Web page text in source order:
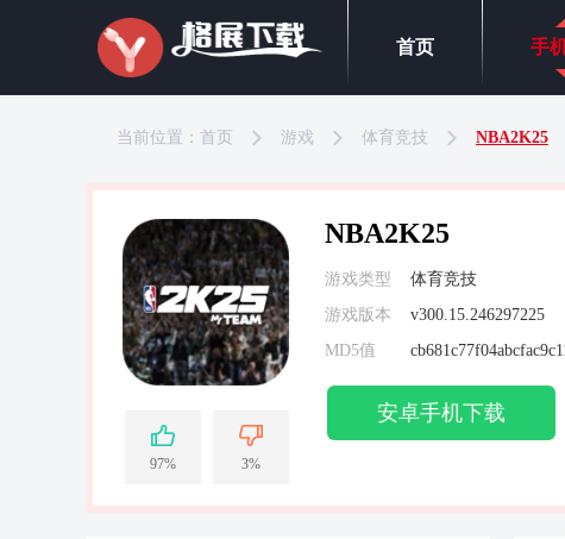
首页 手
当前位置： 首页 游戏 体育竞技 NBA2K25
97% 3%
NBA2K25
游戏类型 体育竞技
游戏版本
v300.15.246297225
MD5值
安卓手机下载